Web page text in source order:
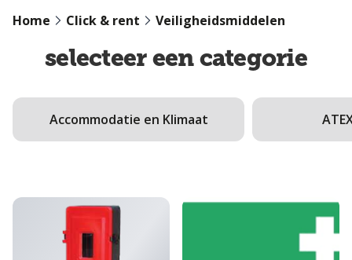
Home Click & rent Veiligheidsmiddelen
selecteer een categorie
Accommodatie en Klimaat